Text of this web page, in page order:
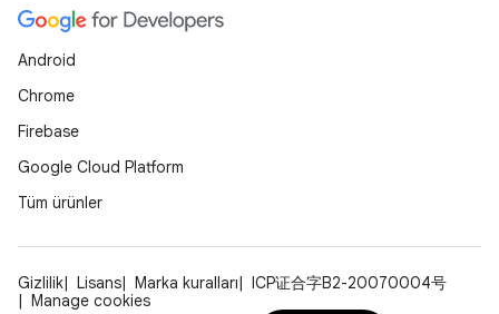
Android
Chrome
Firebase
Google Cloud Platform
Tüm ürünler
Gizlilik Lisans Marka kuralları
ICP证合字B2-20070004号
Manage cookies